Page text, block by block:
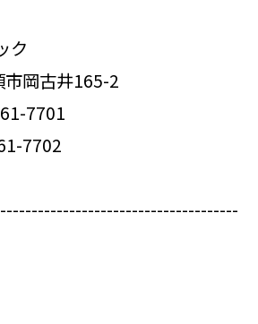
ク
市岡古井165-2
7701
7702